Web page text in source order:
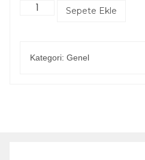
Sepete Ekle
Kategori: Genel